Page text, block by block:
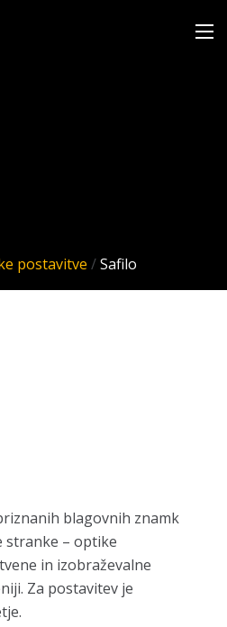
postavitve /Safilo
blagovnih znamk
stranke – optike
in izobraževalne
Za postavitev je